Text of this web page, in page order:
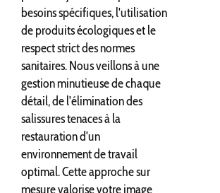
besoins spécifiques, l'utilisation
de produits écologiques et le
respect strict des normes
sanitaires. Nous veillons à une
gestion minutieuse de chaque
détail, de l'élimination des
salissures tenaces à la
restauration d'un
environnement de travail
optimal. Cette approche sur
mesure valorise votre image